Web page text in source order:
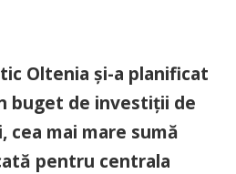
Oltenia şi-a planificat
buget de investiţii de
cea mai mare sumă
pentru centrala